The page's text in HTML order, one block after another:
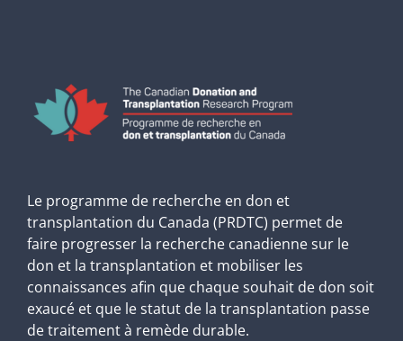
Le programme de recherche en don et
transplantation du Canada (PRDTC) permet de
faire progresser la recherche canadienne sur le
don et la transplantation et mobiliser les
connaissances afin que chaque souhait de don soit
exaucé et que le statut de la transplantation passe
de traitement à remède durable.